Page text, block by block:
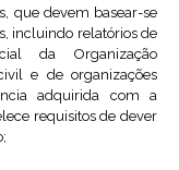
que devem basear-se
incluindo relatórios de
da Organização
e de organizações
adquirida com a
requisitos de dever